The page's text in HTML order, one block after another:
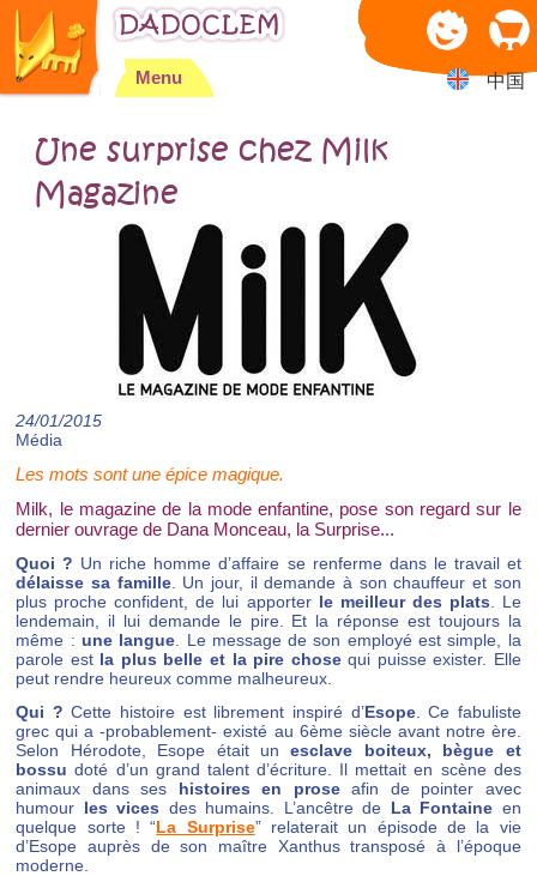
Jump to navigation
Menu 中国
Une surprise chez Milk
Magazine
24/01/2015
Média
Les mots sont une épice magique.
Milk, le magazine de la mode enfantine, pose son regard sur le
dernier ouvrage de Dana Monceau, la Surprise...
Quoi ? Un riche homme d’affaire se renferme dans le travail et
délaisse sa famille. Un jour, il demande à son chauffeur et son
plus proche confident, de lui apporter le meilleur des plats . Le
lendemain, il lui demande le pire. Et la réponse est toujours la
même : une langue . Le message de son employé est simple, la
parole est la plus belle et la pire chosequi puisse exister. Elle
peut rendre heureux comme malheureux.
Qui ? Cette histoire est librement inspiré d’Esope. Ce fabuliste
grec qui a -probablement- existé au 6ème siècle avant notre ère.
Selon Hérodote, Esope était unesclave boiteux, bègue et
bossu doté d’un grand talent d’écriture. Il mettait en scène des
animaux dans ses histoires en proseafin de pointer avec
humour les vices des humains. L’ancêtre de La Fontaine en
quelque sorte ! “La Surprise” relaterait un épisode de la vie
d’Esope auprès de son maître Xanthus transposé à l’époque
moderne.